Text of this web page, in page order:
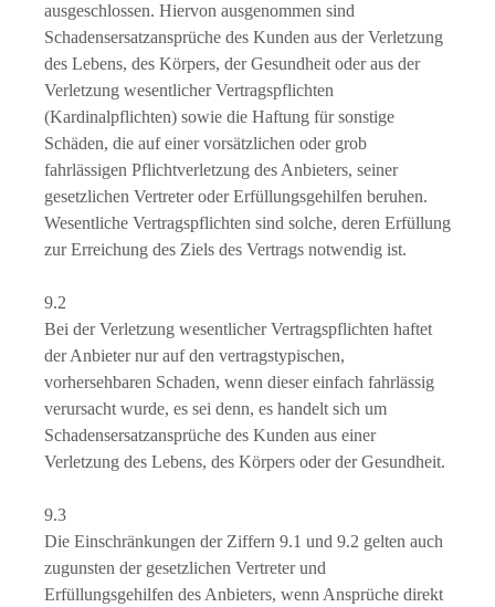
ausgeschlossen. Hiervon ausgenommen sind
Schadensersatzansprüche des Kunden aus der Verletzung
des Lebens, des Körpers, der Gesundheit oder aus der
Verletzung wesentlicher Vertragspflichten
(Kardinalpflichten) sowie die Haftung für sonstige
Schäden, die auf einer vorsätzlichen oder grob
fahrlässigen Pflichtverletzung des Anbieters, seiner
gesetzlichen Vertreter oder Erfüllungsgehilfen beruhen.
Wesentliche Vertragspflichten sind solche, deren Erfüllung
zur Erreichung des Ziels des Vertrags notwendig ist.
9.2
Bei der Verletzung wesentlicher Vertragspflichten haftet
der Anbieter nur auf den vertragstypischen,
vorhersehbaren Schaden, wenn dieser einfach fahrlässig
verursacht wurde, es sei denn, es handelt sich um
Schadensersatzansprüche des Kunden aus einer
Verletzung des Lebens, des Körpers oder der Gesundheit.
9.3
Die Einschränkungen der Ziffern 9.1 und 9.2 gelten auch
zugunsten der gesetzlichen Vertreter und
Erfüllungsgehilfen des Anbieters, wenn Ansprüche direkt